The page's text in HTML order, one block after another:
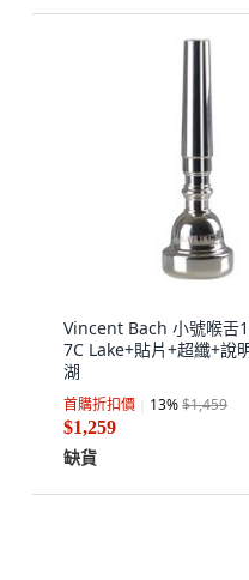
Vincent Bach 小號喉舌
7C Lake+貼片+超纖+說
湖
首購折扣價 13%$1,459
$1,259
缺貨